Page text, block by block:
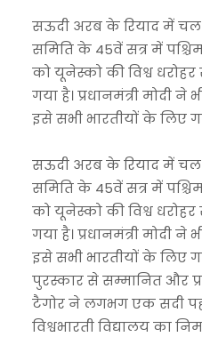
सऊदी अरब के रियाद में चल
समिति के 45वें सत्र में
को यूनेस्को की विश्व
गया है। प्रधानमंत्री मोदी
इसे सभी भारतीयों के लिए
सऊदी अरब के रियाद में चल
समिति के 45वें सत्र में
को यूनेस्को की विश्व
गया है। प्रधानमंत्री मोदी
इसे सभी भारतीयों के लिए
पुरस्कार से सम्मानित और
टैगोर ने लगभग एक सदी
विश्वभारती विद्यालय का